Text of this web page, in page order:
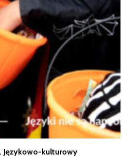
Językowo-kulturowy